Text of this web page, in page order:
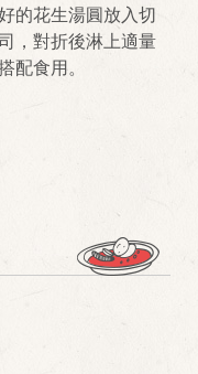
的花生湯圓放入切
，對折後淋上適量
配食用。